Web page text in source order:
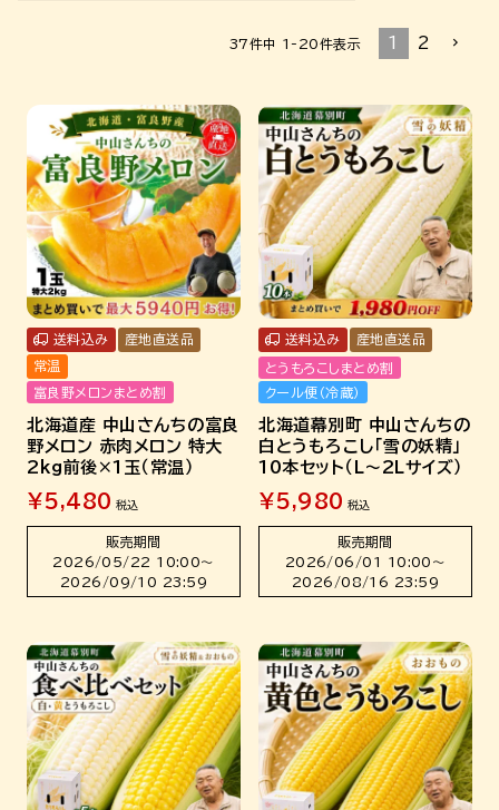
37件中 1- 20件表示 1 2
北海道産 中山さんちの富良
野メロン 赤肉メロン 特大
2kg前後×1玉（常温）
送料込み 産地直送品
常温
富良野メロンまとめ割
¥ 5,480 税込
販売期間
2026/05/22 10:00〜
2026/09/10 23:59
北海道幕別町 中山さんちの
白とうもろこし「雪の妖精」
10本セット（L～2Lサイズ）
送料込み 産地直送品
とうもろこしまとめ割
クール便（冷蔵）
¥ 5,980 税込
販売期間
2026/06/01 10:00 〜
2026/08/16 23:59